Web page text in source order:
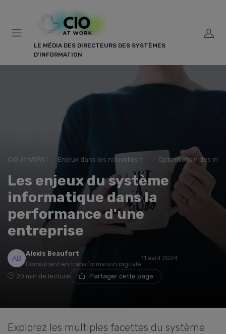
LE MÉDIA DES DIRECTEURS DES SYSTÈMES
D'INFORMATION
CIO at WORK ! Enjeux dans les nouvelles technologies Optimisation des
Les enjeux du système
informatique dans la
performance d'une
entreprise
Alexis Beaufort
Consultant en transformation digitale
11 avril 2024
20 min de lecture Partager cette page
Explorez les multiples facettes du système